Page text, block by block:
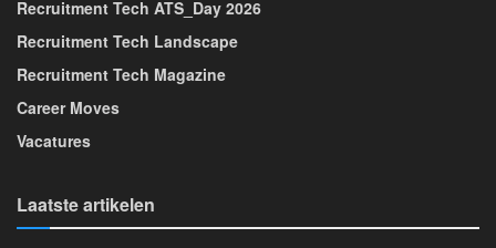
Recruitment Tech ATS_Day 2026
Recruitment Tech Landscape
Recruitment Tech Magazine
Career Moves
Vacatures
Laatste artikelen